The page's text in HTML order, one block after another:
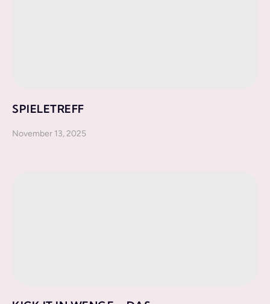
SPIELETREFF
November 13, 2025